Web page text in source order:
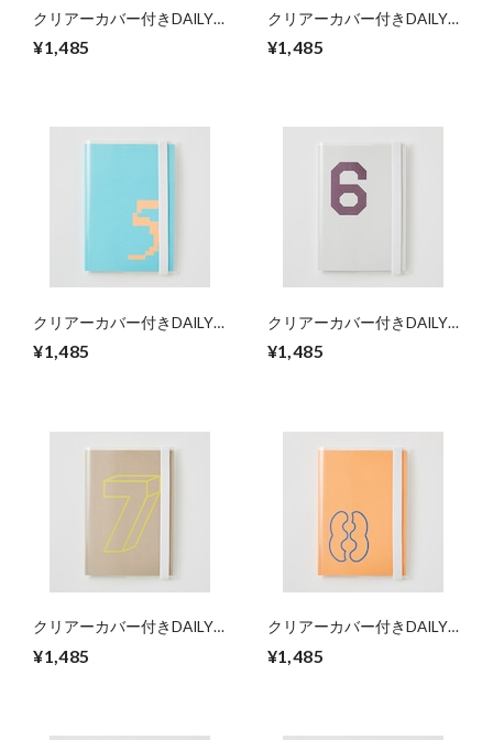
クリアーカバー付きDAILY
¥1,485
クリアーカバー付きDAILY
¥1,485
クリアーカバー付きDAILY
¥1,485
クリアーカバー付きDAILY
¥1,485
クリアーカバー付きDAILY
¥1,485
クリアーカバー付きDAILY
¥1,485